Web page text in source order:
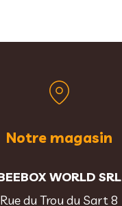
Notre magasin
WORLD SRL
Rue du Trou du Sart 8